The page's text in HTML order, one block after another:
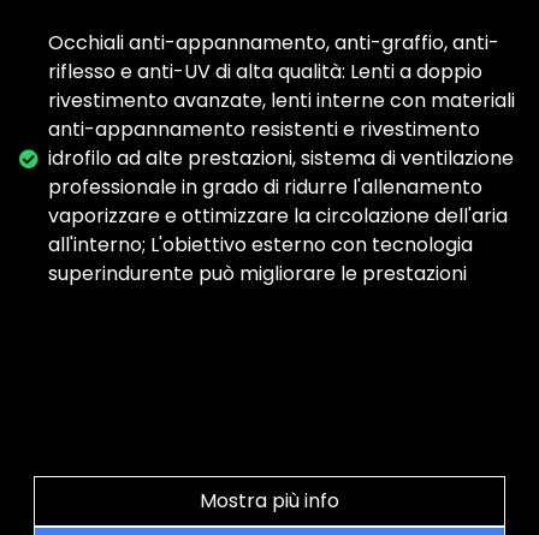
Occhiali anti-appannamento, anti-graffio, anti-
riflesso e anti-UV di alta qualità: Lenti a doppio
rivestimento avanzate, lenti interne con materiali
anti-appannamento resistenti e rivestimento
idrofilo ad alte prestazioni, sistema di ventilazione
professionale in grado di ridurre l'allenamento
vaporizzare e ottimizzare la circolazione dell'aria
all'interno; L'obiettivo esterno con tecnologia
superindurente può migliorare le prestazioni
Mostra più info